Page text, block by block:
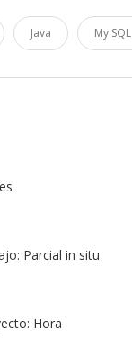
Java My SQL
Parcial in situ
Hora